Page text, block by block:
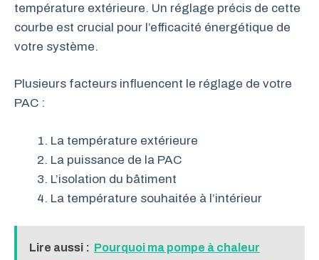
température extérieure. Un réglage précis de cette
courbe est crucial pour l’efficacité énergétique de
votre système.
Plusieurs facteurs influencent le réglage de votre
PAC :
La température extérieure
La puissance de la PAC
L’isolation du bâtiment
La température souhaitée à l’intérieur
Lire aussi : Pourquoi ma pompe à chaleur